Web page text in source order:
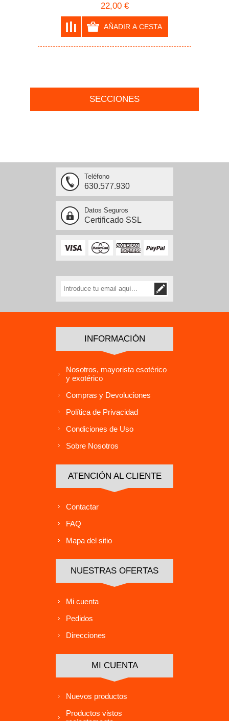
22,00 €
SECCIONES
Teléfono
630.577.930
Datos Seguros
Certificado SSL
INFORMACIÓN
Nosotros, mayorista esotérico
y exotérico
Compras y Devoluciones
Política de Privacidad
Condiciones de Uso
Sobre Nosotros
ATENCIÓN AL CLIENTE
Contactar
FAQ
Mapa del sitio
NUESTRAS OFERTAS
Mi cuenta
Pedidos
Direcciones
MI CUENTA
Nuevos productos
Productos vistos